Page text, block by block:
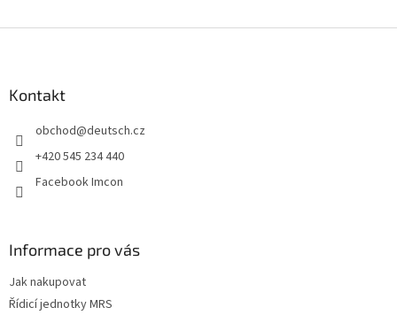
Kontakt
obchod@deutsch.cz
+420 545 234 440
Facebook Imcon
Informace pro vás
Jak nakupovat
Řídicí jednotky MRS